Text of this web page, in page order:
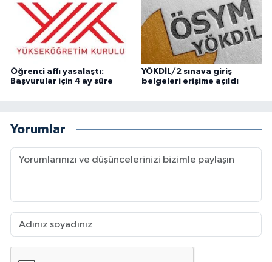
Öğrenci affı yasalaştı:
Başvurular için 4 ay süre
YÖKDİL/2 sınava giriş
belgeleri erişime açıldı
Yorumlar